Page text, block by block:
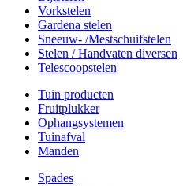
Vorkstelen
Gardena stelen
Sneeuw- /Mestschuifstelen
Stelen / Handvaten diversen
Telescoopstelen
Tuin producten
Fruitplukker
Ophangsystemen
Tuinafval
Manden
Spades